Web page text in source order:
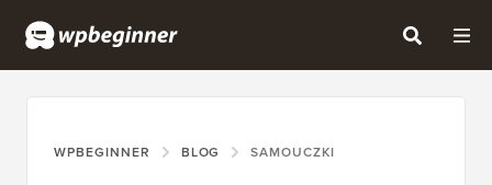
WPBEGINNER BLOG SAMOUCZKI